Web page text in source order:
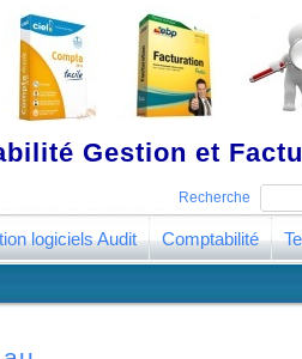
Gestion et
Recherche
logiciels Audit Comptabilité